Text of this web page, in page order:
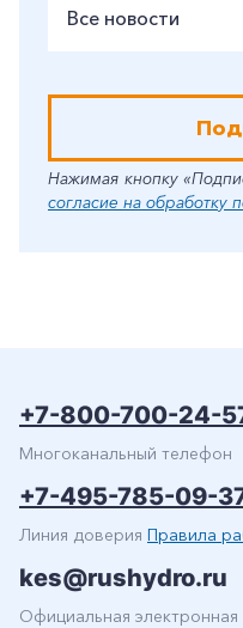
Все новости
Нажимая кнопку
согласие на обработку
+7-800-700-24-
Многоканальный телефон
+7-495-785-09-
Линия доверия Правила
kes@rushydro.ru
Официальная электронная